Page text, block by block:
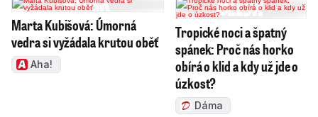
Marta Kubišová: Úmorná
vedra si vyžádala krutou oběť
Aha!
Tropické noci a špatný
spánek: Proč nás horko
obírá o klid a kdy už jde o
úzkost?
Dáma